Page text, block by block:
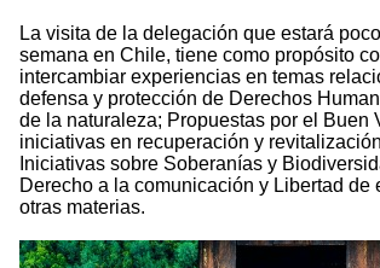
La visita de la delegación que estará
semana en Chile, tiene como propósito
intercambiar experiencias en temas
defensa y protección de Derechos
de la naturaleza; Propuestas por el Buen
iniciativas en recuperación y
Iniciativas sobre Soberanías y
Derecho a la comunicación y Libertad de
otras materias.